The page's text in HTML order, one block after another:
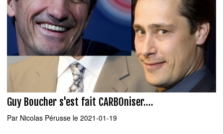
Guy Boucher s'est fait CARBOniser....
Par Nicolas Pérusse le 2021-01-19